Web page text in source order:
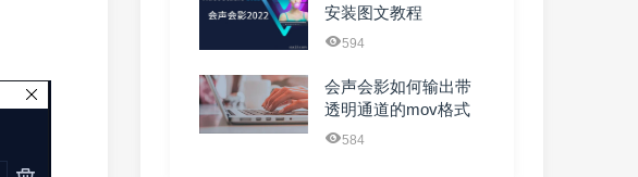
安装图文教程
594
会声会影如何输出带
透明通道的mov格式
的视频
584